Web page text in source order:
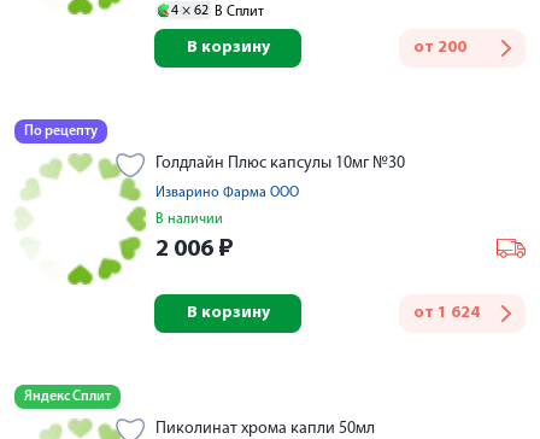
4 × 62 В Сплит
от 200
В корзину
По рецепту
Голдлайн Плюс капсулы 10мг №30
Изварино Фарма ООО
В наличии
2 006 ₽
от 1 624
В корзину
Яндекс Сплит
Пиколинат хрома капли 50мл